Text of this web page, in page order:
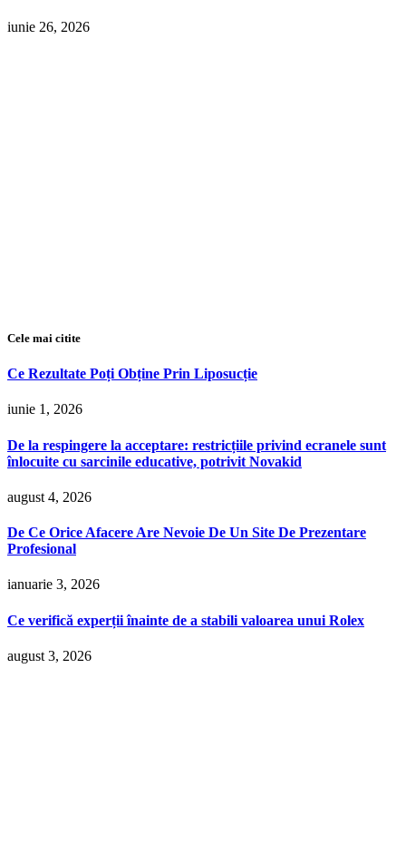
iunie 26, 2026
Cele mai citite
Ce Rezultate Poți Obține Prin Liposucție
iunie 1, 2026
De la respingere la acceptare: restricțiile privind ecranele sunt
înlocuite cu sarcinile educative, potrivit Novakid
august 4, 2026
De Ce Orice Afacere Are Nevoie De Un Site De Prezentare
Profesional
ianuarie 3, 2026
Ce verifică experții înainte de a stabili valoarea unui Rolex
august 3, 2026